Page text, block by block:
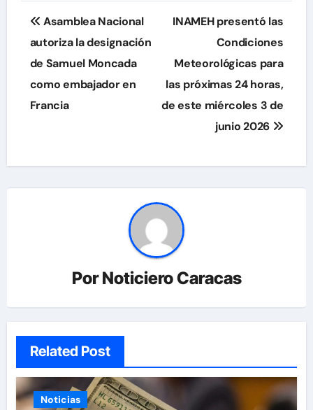
Navegación
de
entradas
Asamblea Nacional
autoriza la designación
de Samuel Moncada
como embajador en
Francia
INAMEH presentó las
Condiciones
Meteorológicas para
las próximas 24 horas,
de este miércoles 3 de
junio 2026
PorNoticiero Caracas
Related Post
Noticias